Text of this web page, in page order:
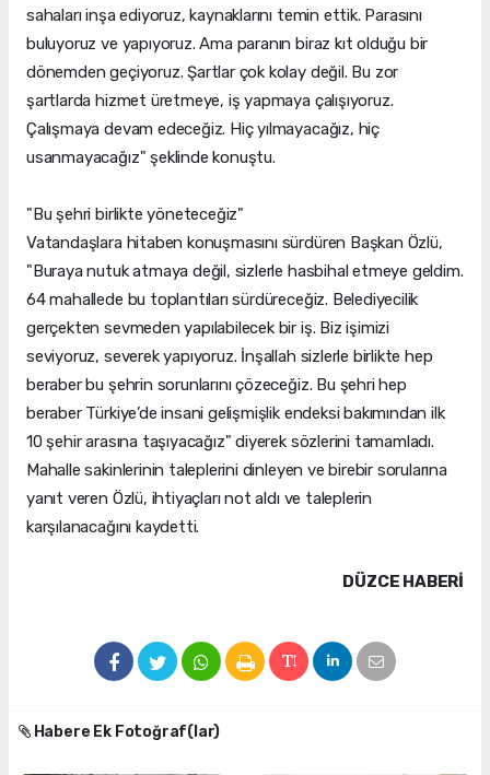
sahaları inşa ediyoruz, kaynaklarını temin ettik. Parasını
buluyoruz ve yapıyoruz. Ama paranın biraz kıt olduğu bir
dönemden geçiyoruz. Şartlar çok kolay değil. Bu zor
şartlarda hizmet üretmeye, iş yapmaya çalışıyoruz.
Çalışmaya devam edeceğiz. Hiç yılmayacağız, hiç
usanmayacağız" şeklinde konuştu.
"Bu şehri birlikte yöneteceğiz"
Vatandaşlara hitaben konuşmasını sürdüren Başkan Özlü,
"Buraya nutuk atmaya değil, sizlerle hasbihal etmeye geldim.
64 mahallede bu toplantıları sürdüreceğiz. Belediyecilik
gerçekten sevmeden yapılabilecek bir iş. Biz işimizi
seviyoruz, severek yapıyoruz. İnşallah sizlerle birlikte hep
beraber bu şehrin sorunlarını çözeceğiz. Bu şehri hep
beraber Türkiye’de insani gelişmişlik endeksi bakımından ilk
10 şehir arasına taşıyacağız" diyerek sözlerini tamamladı.
Mahalle sakinlerinin taleplerini dinleyen ve birebir sorularına
yanıt veren Özlü, ihtiyaçları not aldı ve taleplerin
karşılanacağını kaydetti.
DÜZCE HABERİ
Habere Ek Fotoğraf(lar)